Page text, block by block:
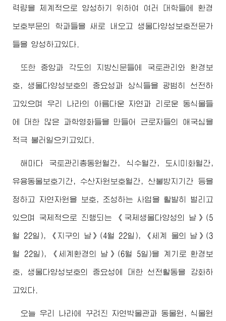
력량을 체계적으로 양성하기 위하여 여러 대학들에 환경
보호부문의 학과들을 새로 내오고 생물다양성보호전문가
들을 양성하고있다.
또한 중앙과 각도의 지방신문들에 국토관리와 환경보
호, 생물다양성보호의 중요성과 상식들을 광범히 선전하
고있으며 우리 나라의 아름다운 자연과 리로운 동식물들
에 대한 많은 과학영화들을 만들어 근로자들의 애국심을
적극 불러일으키고있다.
해마다 국토관리총동원월간, 식수월간, 도시미화월간,
유용동물보호기간, 수산자원보호월간, 산불방지기간 등을
정하고 자연자원을 보호, 조성하는 사업을 활발히 벌리고
있으며 국제적으로 진행되는 《국제생물다양성의 날》(5
월 22일), 《지구의 날》(4월 22일), 《세계 물의 날》(3
월 22일), 《세계환경의 날》(6월 5일)을 계기로 환경보
호, 생물다양성보호의 중요성에 대한 선전활동을 강화하
고있다.
오늘 우리 나라에 꾸려진 자연박물관과 동물원, 식물원